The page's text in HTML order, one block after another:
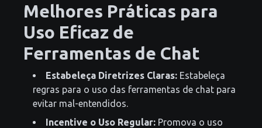
Melhores Práticas para
Uso Eficaz de
Ferramentas de Chat
Estabeleça Diretrizes Claras: Estabeleça
regras para o uso das ferramentas de chat para
evitar mal-entendidos.
Incentive o Uso Regular: Promova o uso